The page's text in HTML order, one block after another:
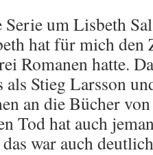
Serie um Lisbeth
hat für mich den
Romanen hatte.
Stieg Larsson
an die Bücher
Tod hat auch
war auch